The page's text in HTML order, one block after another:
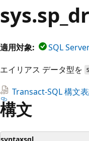
ッ
適用対象:
SQL
エイリアス データ型を
Transact-SQL 構文
構文
syntaxsql